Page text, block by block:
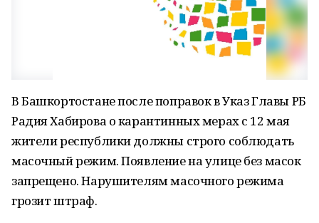
В Башкортостане после поправок в Указ Главы РБ
Радия Хабирова о карантинных мерах с 12 мая
жители республики должны строго соблюдать
масочный режим. Появление на улице без масок
запрещено. Нарушителям масочного режима
грозит штраф.